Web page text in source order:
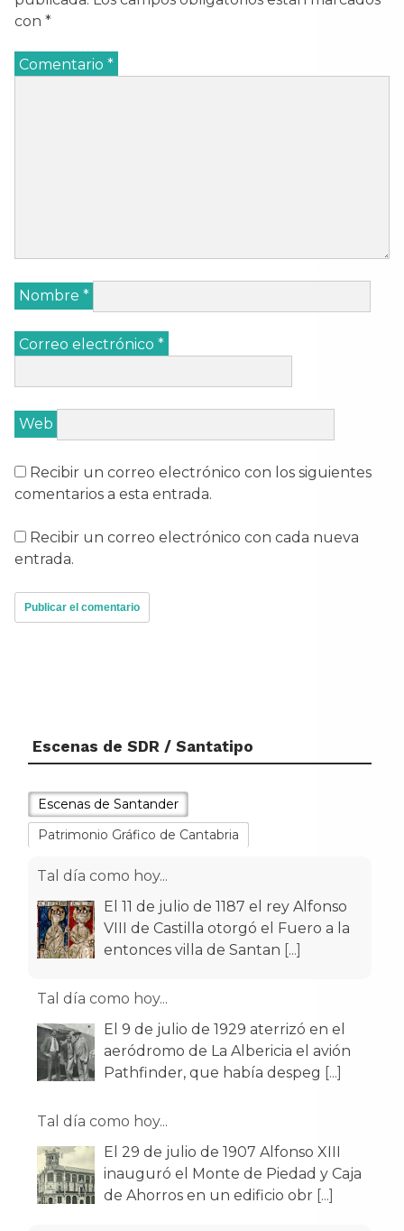
con *
Comentario *
Nombre *
Correo electrónico *
Web
Recibir un correo electrónico con los siguientes
comentarios a esta entrada.
Recibir un correo electrónico con cada nueva
entrada.
Escenas de SDR / Santatipo
Escenas de Santander
Patrimonio Gráfico de Cantabria
Tal día como hoy...
El 11 de julio de 1187 el rey Alfonso
VIII de Castilla otorgó el Fuero a la
entonces villa de Santan
Tal día como hoy...
El 9 de julio de 1929 aterrizó en el
aeródromo de La Albericia el avión
Pathfinder, que había despeg
Tal día como hoy...
El 29 de julio de 1907 Alfonso XIII
inauguró el Monte de Piedad y Caja
de Ahorros en un edificio obr[...]
Tal día como hoy...
El 26 de julio de 1943 es inaugurada
la nueva Estación del Norte para
trenes de ancho ibérico. Esta [...]